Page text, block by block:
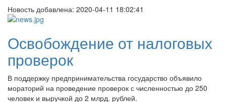
Новость добавлена: 2020-04-11 18:02:41
Освобождение от налоговых
проверок
В поддержку предпринимательства государство объявило
мораторий на проведение проверок с численностью до 250
человек и выручкой до 2 млрд. рублей.